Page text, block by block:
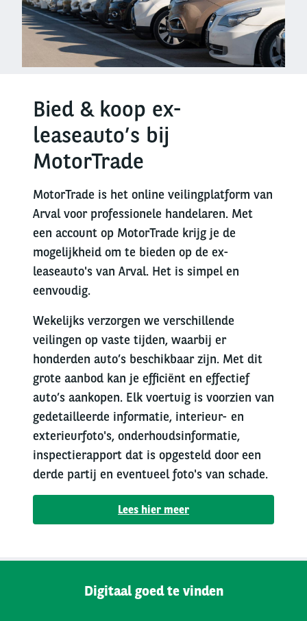
Bied & koop ex-
leaseauto’s bij
MotorTrade
MotorTrade is het online veilingplatform van
Arval voor professionele handelaren. Met
een account op MotorTrade krijg je de
mogelijkheid om te bieden op de ex-
leaseauto's van Arval. Het is simpel en
eenvoudig.
Wekelijks verzorgen we verschillende
veilingen op vaste tijden, waarbij er
honderden auto’s beschikbaar zijn. Met dit
grote aanbod kan je efficiënt en effectief
auto’s aankopen. Elk voertuig is voorzien van
gedetailleerde informatie, interieur- en
exterieurfoto's, onderhoudsinformatie,
inspectierapport dat is opgesteld door een
derde partij en eventueel foto's van schade.
Lees hier meer
Digitaal goed te vinden